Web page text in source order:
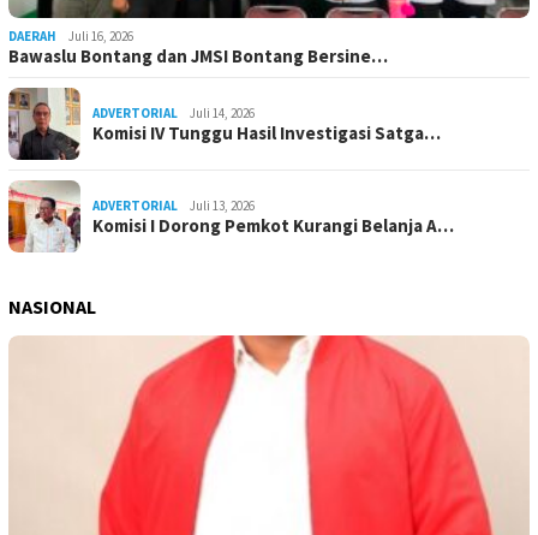
DAERAH Juli 16, 2026
Bawaslu Bontang dan JMSI Bontang Bersine…
ADVERTORIAL Juli 14, 2026
Komisi IV Tunggu Hasil Investigasi Satga…
ADVERTORIAL Juli 13, 2026
Komisi I Dorong Pemkot Kurangi Belanja A…
NASIONAL